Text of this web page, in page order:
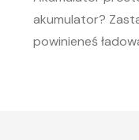
akumulator?
powinieneś